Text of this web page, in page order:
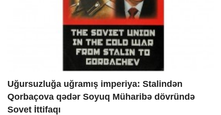
Uğursuzluğa uğramış imperiya: Stalindən
Qorbaçova qədər Soyuq Müharibə dövründə
Sovet İttifaqı